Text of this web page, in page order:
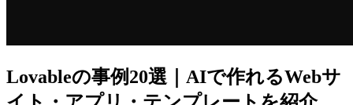
Lovableの事例20選｜AIで作れるWebサ